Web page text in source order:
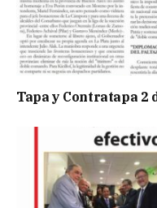
Tapa y Contratapa 2